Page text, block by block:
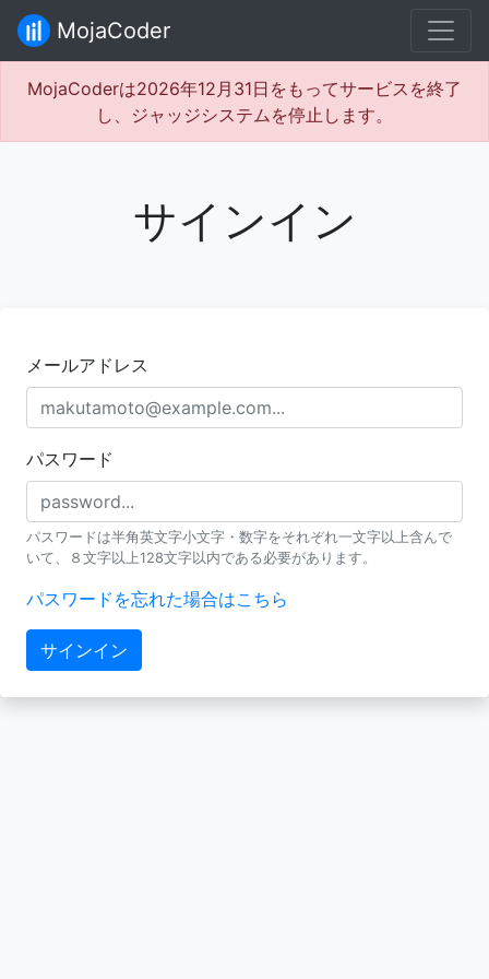
MojaCoder
MojaCoderは2026年12月31日をもってサービスを終了
し、ジャッジシステムを停止します。
サインイン
メールアドレス
パスワード
パスワードは半角英文字小文字・数字をそれぞれ一文字以上含んで
いて、８文字以上128文字以内である必要があります。
パスワードを忘れた場合はこちら
サインイン